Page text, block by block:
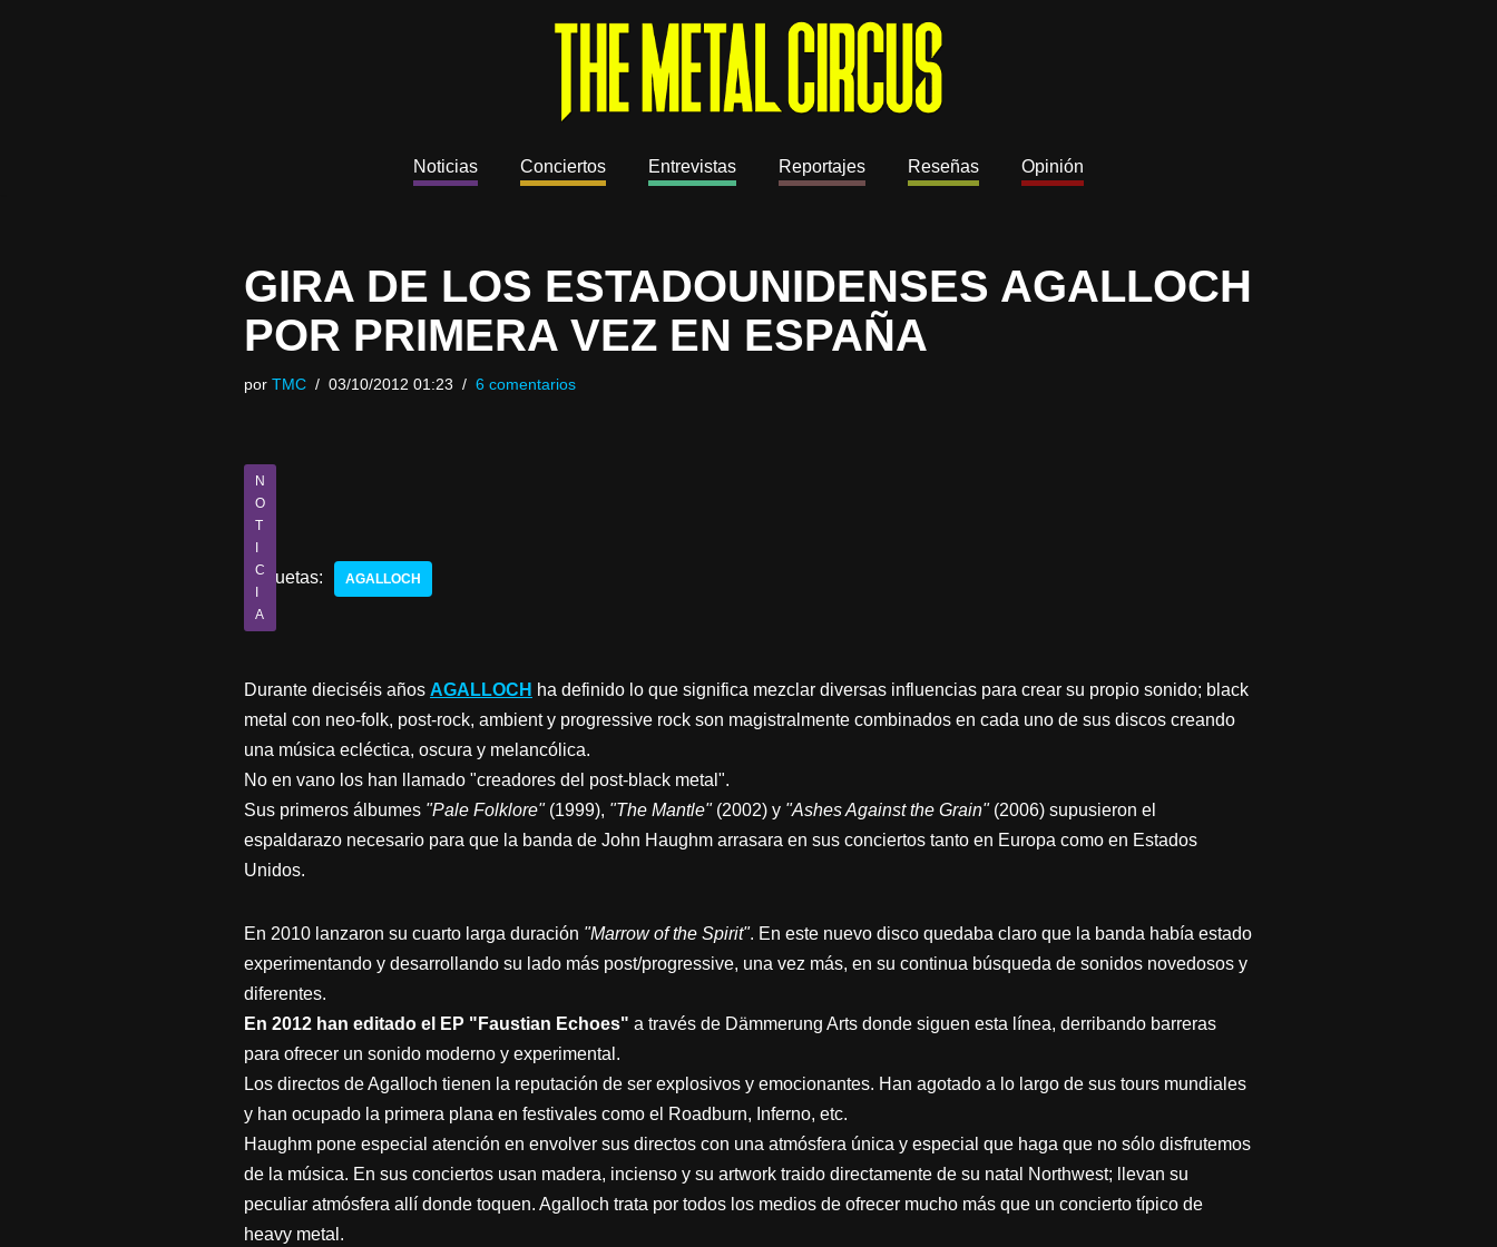
Noticias Conciertos Entrevistas Reportajes Reseñas Opinión
GIRA DE LOS ESTADOUNIDENSES AGALLOCH
POR PRIMERA VEZ EN ESPAÑA
por TMC 03/10/2012 01:23 6 comentarios
N
O
T
C
A
Etiquetas: AGALLOCH
Durante dieciséis años AGALLOCH ha definido lo que significa mezclar diversas influencias para crear su propio sonido; black
metal con neo-folk, post-rock, ambient y progressive rock son magistralmente combinados en cada uno de sus discos creando
una música ecléctica, oscura y melancólica.
No en vano los han llamado "creadores del post-black metal".
Sus primeros álbumes "Pale Folklore"(1999), "The Mantle"(2002) y "Ashes Against the Grain"(2006) supusieron el
espaldarazo necesario para que la banda de John Haughm arrasara en sus conciertos tanto en Europa como en Estados
Unidos.
En 2010 lanzaron su cuarto larga duración "Marrow of the Spirit". En este nuevo disco quedaba claro que la banda había estado
experimentando y desarrollando su lado más post/progressive, una vez más, en su continua búsqueda de sonidos novedosos y
diferentes.
En 2012 han editado el EP "Faustian Echoes" a través de Dämmerung Arts donde siguen esta línea, derribando barreras
para ofrecer un sonido moderno y experimental.
Los directos de Agalloch tienen la reputación de ser explosivos y emocionantes. Han agotado a lo largo de sus tours mundiales
y han ocupado la primera plana en festivales como el Roadburn, Inferno, etc.
Haughm pone especial atención en envolver sus directos con una atmósfera única y especial que haga que no sólo disfrutemos
de la música. En sus conciertos usan madera, incienso y su artwork traido directamente de su natal Northwest; llevan su
peculiar atmósfera allí donde toquen. Agalloch trata por todos los medios de ofrecer mucho más que un concierto típico de
heavy metal.